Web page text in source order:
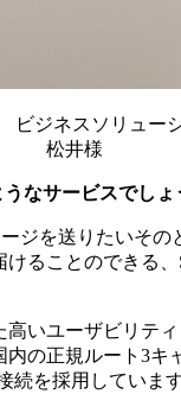
ジネスソリュー
松井様
なサービスでしょ
ジを送りたいその
ることのできる
いユーザビリテ
の正規ルート3キ
続を採用していま